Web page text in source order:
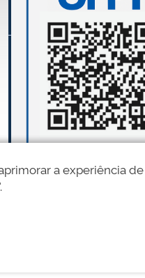
a experiência